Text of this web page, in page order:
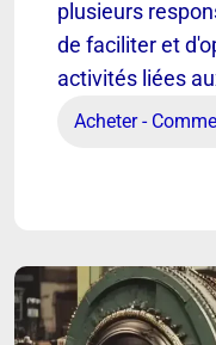
plusieurs
de faciliter et
activités liées
Acheter -